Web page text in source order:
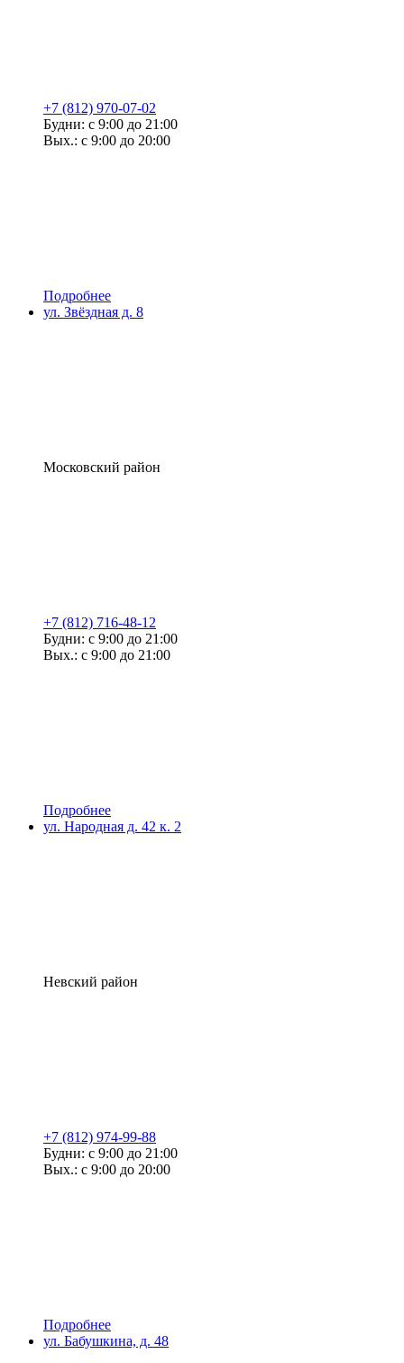
+7 (812) 970-07-02
Будни: с 9:00 до 21:00
Вых.: с 9:00 до 20:00
Подробнее
ул. Звёздная д. 8
Московский район
+7 (812) 716-48-12
Будни: с 9:00 до 21:00
Вых.: с 9:00 до 21:00
Подробнее
ул. Народная д. 42 к. 2
Невский район
+7 (812) 974-99-88
Будни: с 9:00 до 21:00
Вых.: с 9:00 до 20:00
Подробнее
ул. Бабушкина, д. 48